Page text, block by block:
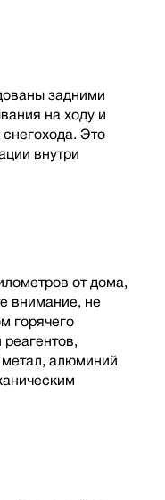
задними
на ходу и
Это
внутри
от дома,
внимание, не
горячего
метал, алюминий